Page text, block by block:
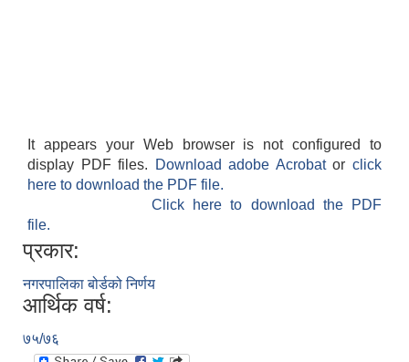
It appears your Web browser is not configured to
display PDF files.
Download adobe Acrobatorclick
here to download the PDF file.
Click here to download the PDF
file.
प्रकार:
नगरपालिका बोर्डको निर्णय
आर्थिक वर्ष:
७५/७६